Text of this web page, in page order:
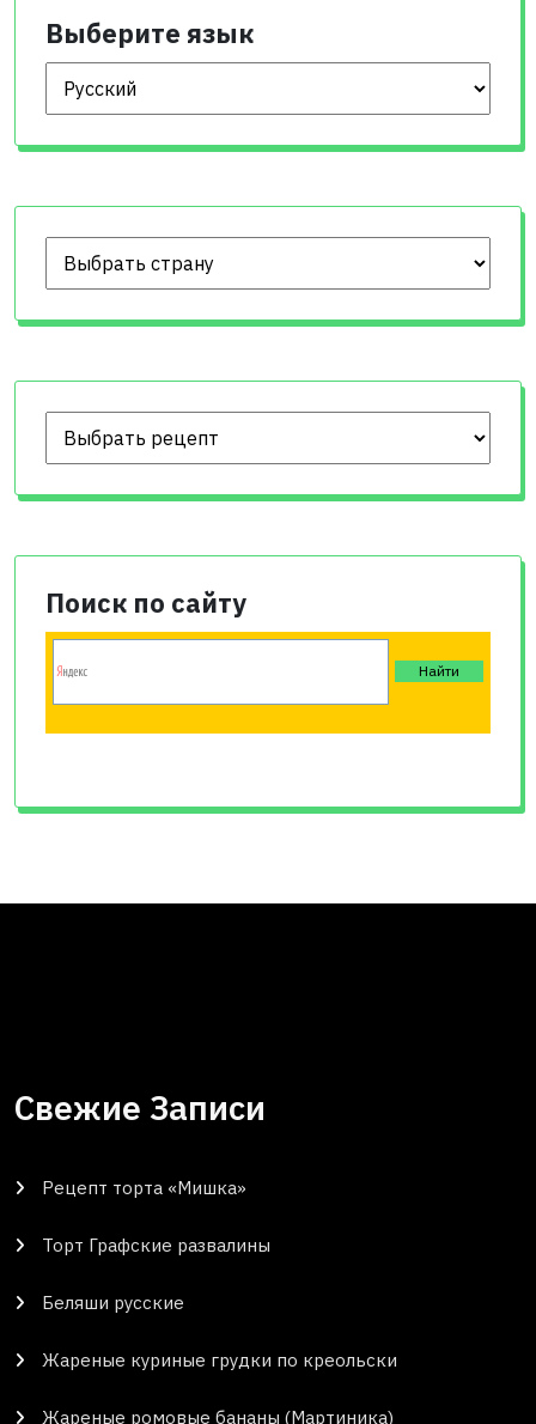
Выберите язык
Выберите язык
Поиск по сайту
Свежие Записи
Рецепт торта «Мишка»
Торт Графские развалины
Беляши русские
Жареные куриные грудки по креольски
Жареные ромовые бананы (Мартиника)